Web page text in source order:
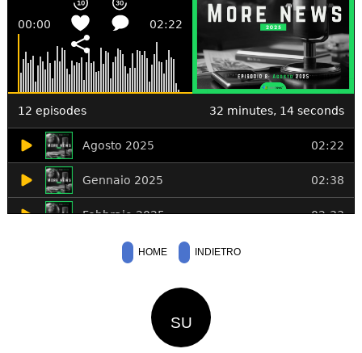
HOME INDIETRO
SU